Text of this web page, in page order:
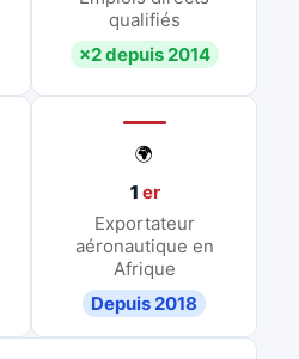
qualifiés
×2 depuis 2014
🌍
1 er
Exportateur
aéronautique en
Afrique
Depuis 2018